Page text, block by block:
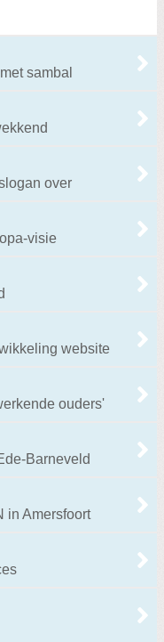
sambal
over
visie
website
ouders'
Barneveld
in Amersfoort